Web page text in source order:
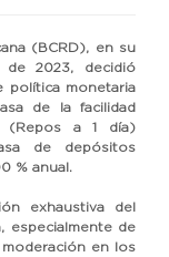
(BCRD), en su
2023, decidió
política monetaria
de la facilidad
(Repos a 1 día)
de depósitos
% anual.
exhaustiva del
especialmente de
en los